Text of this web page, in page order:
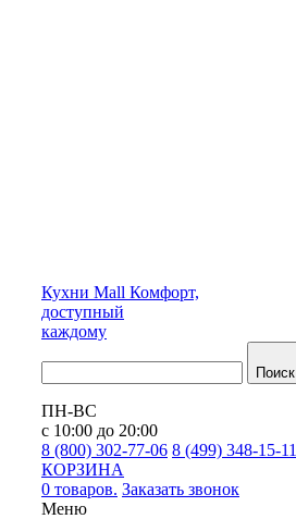
Кухни Mall Комфорт,
доступный
каждому
Поиск
ПН-ВС
с 10:00 до 20:00
8 (800) 302-77-06 8 (499) 348-15-11
КОРЗИНА
0 товаров. Заказать звонок
Меню